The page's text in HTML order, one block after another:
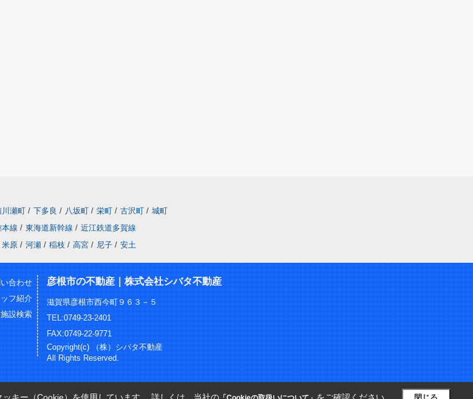
川瀬町 / 下多良 / 八坂町 / 栄町 / 古沢町 / 城町
線 / 東海道新幹線 / 近江鉄道多賀線
米原 / 河瀬 / 稲枝 / 高宮 / 尼子 / 安土
合わせ
フ紹介
設検索
彦根市の不動産｜株式会社シバタ不動産
滋賀県彦根市西今町９６３－５
TEL:0749-23-2401
FAX:0749-22-9771
Copyright(c) （株）シバタ不動産
All Rights Reserved.
閉じる